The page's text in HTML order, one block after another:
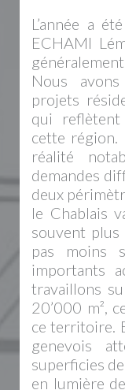
L’année a
ECHAMI
Nous
projets
qui reflètent
cette
réalité
demandes
deux
le Chablais
souvent plus
pas moins
importants
travaillons
20’000 m²,
ce territoire.
genevois
superficies
en lumière